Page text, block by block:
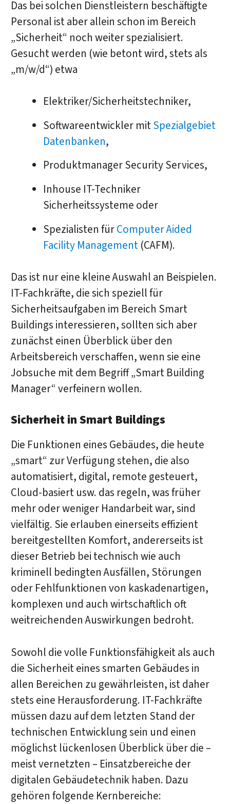
Das bei solchen Dienstleistern beschäftigte
Personal ist aber allein schon im Bereich
„Sicherheit“ noch weiter spezialisiert.
Gesucht werden (wie betont wird, stets als
„m/w/d“) etwa
Elektriker/Sicherheitstechniker,
Softwareentwickler mitSpezialgebiet
Datenbanken,
Produktmanager Security Services,
Inhouse IT-Techniker
Sicherheitssysteme oder
Spezialisten fürComputer Aided
Facility Management(CAFM).
Das ist nur eine kleine Auswahl an Beispielen.
IT-Fachkräfte, die sich speziell für
Sicherheitsaufgaben im Bereich Smart
Buildings interessieren, sollten sich aber
zunächst einen Überblick über den
Arbeitsbereich verschaffen, wenn sie eine
Jobsuche mit dem Begriff „Smart Building
Manager“ verfeinern wollen.
Sicherheit in Smart Buildings
Die Funktionen eines Gebäudes, die heute
„smart“ zur Verfügung stehen, die also
automatisiert, digital, remote gesteuert,
Cloud-basiert usw. das regeln, was früher
mehr oder weniger Handarbeit war, sind
vielfältig. Sie erlauben einerseits effizient
bereitgestellten Komfort, andererseits ist
dieser Betrieb bei technisch wie auch
kriminell bedingten Ausfällen, Störungen
oder Fehlfunktionen von kaskadenartigen,
komplexen und auch wirtschaftlich oft
weitreichenden Auswirkungen bedroht.
Sowohl die volle Funktionsfähigkeit als auch
die Sicherheit eines smarten Gebäudes in
allen Bereichen zu gewährleisten, ist daher
stets eine Herausforderung. IT-Fachkräfte
müssen dazu auf dem letzten Stand der
technischen Entwicklung sein und einen
möglichst lückenlosen Überblick über die –
meist vernetzten – Einsatzbereiche der
digitalen Gebäudetechnik haben. Dazu
gehören folgende Kernbereiche: